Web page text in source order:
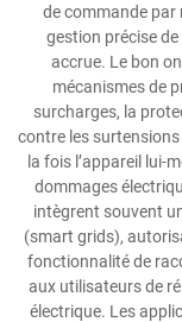
de commande
gestion précise
accrue. Le bon
mécanismes de
surcharges, la
contre les
la fois l’appareil lui-
dommages
intègrent souvent
(smart grids),
fonctionnalité de
aux utilisateurs de
électrique. Les